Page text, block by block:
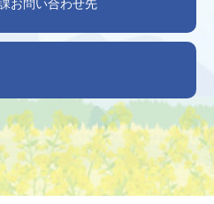
お問い合わせ先